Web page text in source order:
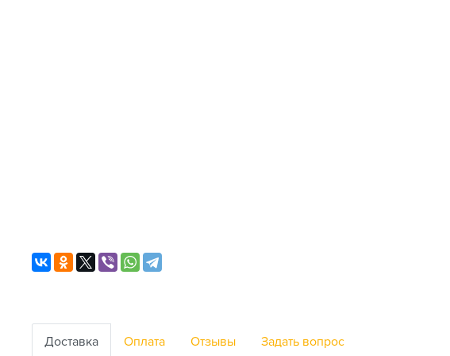
Доставка Оплата Отзывы Задать вопрос